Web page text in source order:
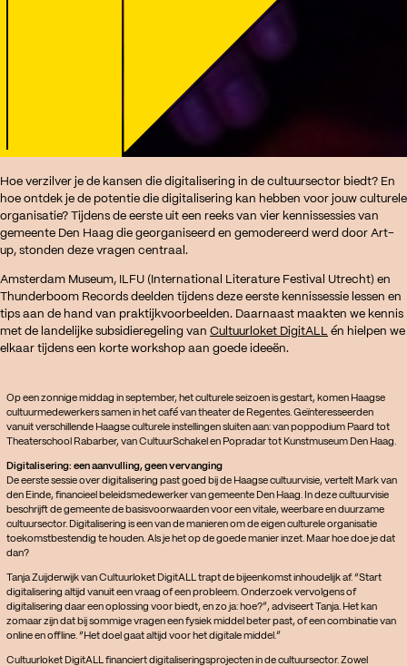
Hoe verzilver je de kansen die digitalisering in de cultuursector biedt? En
hoe ontdek je de potentie die digitalisering kan hebben voor jouw culturele
organisatie? Tijdens de eerste uit een reeks van vier kennissessies van
gemeente Den Haag die georganiseerd en gemodereerd werd door Art-
up, stonden deze vragen centraal.
Amsterdam Museum, ILFU (International Literature Festival Utrecht) en
Thunderboom Records deelden tijdens deze eerste kennissessie lessen en
tips aan de hand van praktijkvoorbeelden. Daarnaast maakten we kennis
met de landelijke subsidieregeling van Cultuurloket DigitALL én hielpen we
elkaar tijdens een korte workshop aan goede ideeën.
Op een zonnige middag in september, het culturele seizoen is gestart, komen Haagse
cultuurmedewerkers samen in het café van theater de Regentes. Geïnteresseerden
vanuit verschillende Haagse culturele instellingen sluiten aan: van poppodium Paard tot
Theaterschool Rabarber, van CultuurSchakel en Popradar tot Kunstmuseum Den Haag.
Digitalisering: een aanvulling, geen vervanging
De eerste sessie over digitalisering past goed bij de Haagse cultuurvisie, vertelt Mark van
den Einde, financieel beleidsmedewerker van gemeente Den Haag. In deze cultuurvisie
beschrijft de gemeente de basisvoorwaarden voor een vitale, weerbare en duurzame
cultuursector. Digitalisering is een van de manieren om de eigen culturele organisatie
toekomstbestendig te houden. Als je het op de goede manier inzet. Maar hoe doe je dat
dan?
Tanja Zuijderwijk van Cultuurloket DigitALL trapt de bijeenkomst inhoudelijk af. “Start
digitalisering altijd vanuit een vraag of een probleem. Onderzoek vervolgens of
digitalisering daar een oplossing voor biedt, en zo ja: hoe?”, adviseert Tanja. Het kan
zomaar zijn dat bij sommige vragen een fysiek middel beter past, of een combinatie van
online en offline. “Het doel gaat altijd voor het digitale middel.”
Cultuurloket DigitALL financiert digitaliseringsprojecten in de cultuursector. Zowel